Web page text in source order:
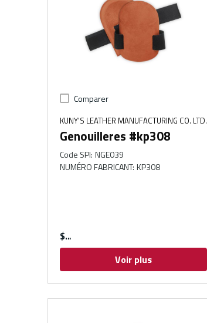
Comparer
KUNY'S LEATHER MANUFACTURING CO. LTD.
Genouilleres #kp308
Code SPI: NGE039
NUMÉRO FABRICANT: KP308
$
Voir plus